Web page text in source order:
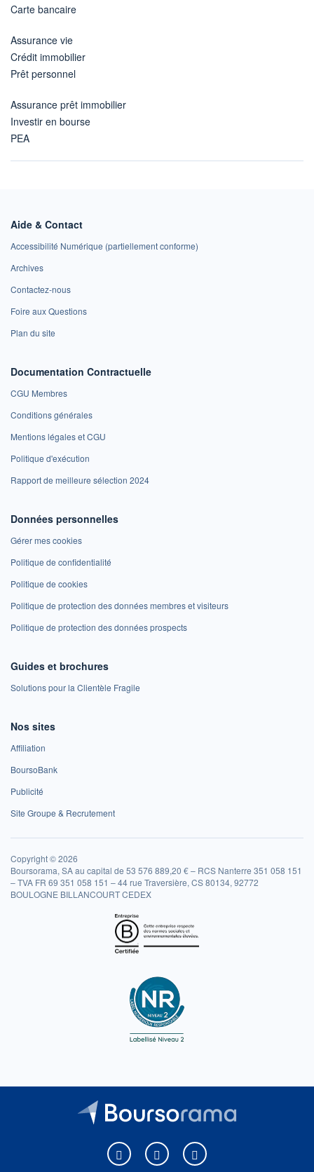
Carte bancaire
Assurance vie
Crédit immobilier
Prêt personnel
Assurance prêt immobilier
Investir en bourse
PEA
Aide & Contact
Accessibilité Numérique (partiellement conforme)
Archives
Contactez-nous
Foire aux Questions
Plan du site
Documentation Contractuelle
CGU Membres
Conditions générales
Mentions légales et CGU
Politique d'exécution
Rapport de meilleure sélection 2024
Données personnelles
Gérer mes cookies
Politique de confidentialité
Politique de cookies
Politique de protection des données membres et visiteurs
Politique de protection des données prospects
Guides et brochures
Solutions pour la Clientèle Fragile
Nos sites
Affiliation
BoursoBank
Publicité
Site Groupe & Recrutement
Copyright © 2026
Boursorama, SA au capital de 53 576 889,20 € – RCS Nanterre 351 058 151
– TVA FR 69 351 058 151 – 44 rue Traversière, CS 80134, 92772
BOULOGNE BILLANCOURT CEDEX
Boursorama sur Facebook
Boursorama sur XBoursorama sur